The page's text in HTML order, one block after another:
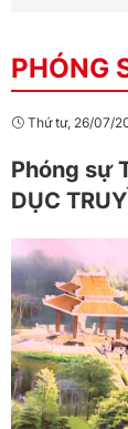
PHÓNG
Thứ tư, 26/07/
Phóng sự
DỤC